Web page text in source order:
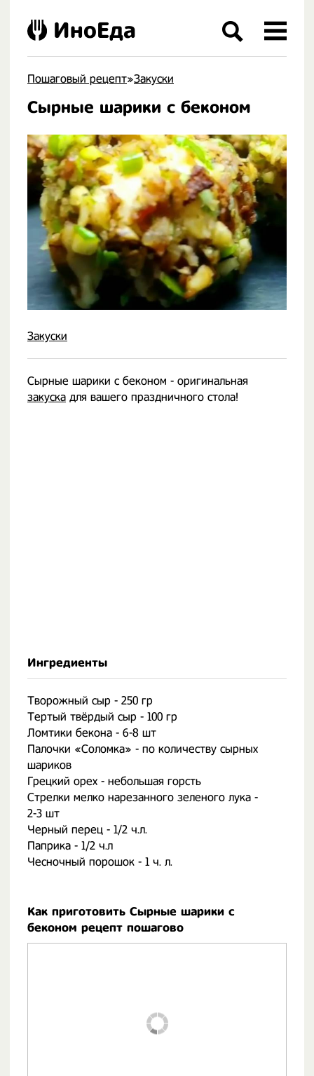
Пошаговый рецепт»Закуски
Сырные шарики с беконом
Закуски
Сырные шарики с беконом - оригинальная
закуска для вашего праздничного стола!
Ингредиенты
Творожный сыр - 250 гр
Тертый твёрдый сыр - 100 гр
Ломтики бекона - 6-8 шт
Палочки «Соломка» - по количеству сырных
шариков
Грецкий орех - небольшая горсть
Стрелки мелко нарезанного зеленого лука -
2-3 шт
Черный перец - 1/2 ч.л.
Паприка - 1/2 ч.л
Чесночный порошок - 1 ч. л.
Как приготовить Сырные шарики с
беконом рецепт пошагово
ИноЕда